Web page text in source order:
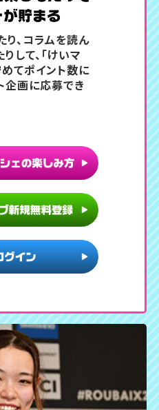
、コラムを読ん
して、 「けいマ
てポイント数に
企画に応募でき